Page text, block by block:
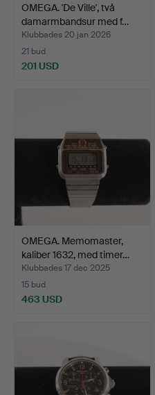
OMEGA. 'De Ville', två
damarmbandsur med f…
Klubbades 20 jan 2026
21 bud
201 USD
OMEGA. Memomaster,
kaliber 1632, med timer…
Klubbades 17 dec 2025
15 bud
463 USD